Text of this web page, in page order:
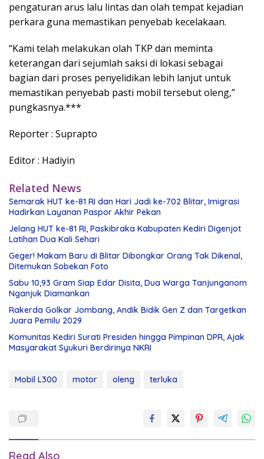
pengaturan arus lalu lintas dan olah tempat kejadian
perkara guna memastikan penyebab kecelakaan.
“Kami telah melakukan olah TKP dan meminta
keterangan dari sejumlah saksi di lokasi sebagai
bagian dari proses penyelidikan lebih lanjut untuk
memastikan penyebab pasti mobil tersebut oleng,”
pungkasnya.***
Reporter : Suprapto
Editor : Hadiyin
Related News
Semarak HUT ke-81 RI dan Hari Jadi ke-702 Blitar, Imigrasi
Hadirkan Layanan Paspor Akhir Pekan
Jelang HUT ke-81 RI, Paskibraka Kabupaten Kediri Digenjot
Latihan Dua Kali Sehari
Geger! Makam Baru di Blitar Dibongkar Orang Tak Dikenal,
Ditemukan Sobekan Foto
Sabu 10,93 Gram Siap Edar Disita, Dua Warga Tanjunganom
Nganjuk Diamankan
Rakerda Golkar Jombang, Andik Bidik Gen Z dan Targetkan
Juara Pemilu 2029
Komunitas Kediri Surati Presiden hingga Pimpinan DPR, Ajak
Masyarakat Syukuri Berdirinya NKRI
Mobil L300 motor oleng terluka
Read Also